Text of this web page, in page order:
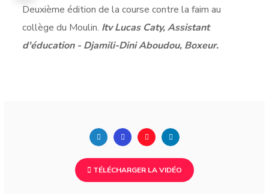
Deuxième édition de la course contre la faim au
collège du Moulin. Itv Lucas Caty, Assistant
d'éducation - Djamili-Dini Aboudou, Boxeur.
TÉLÉCHARGER LA VIDÉO